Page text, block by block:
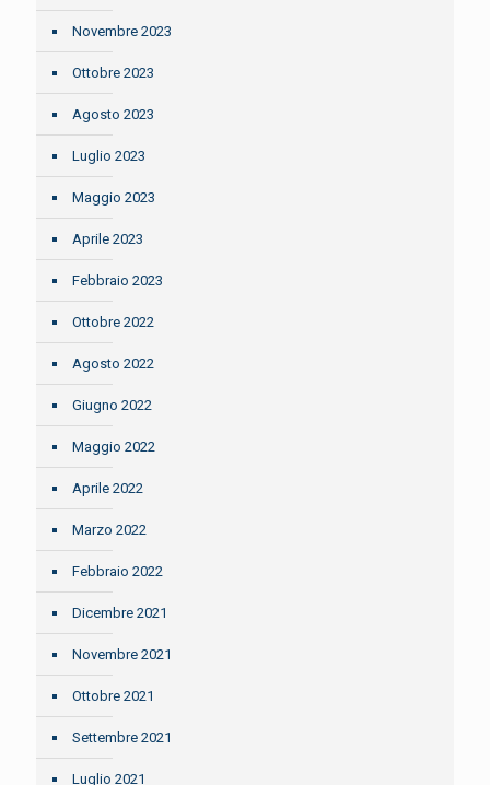
Novembre 2023
Ottobre 2023
Agosto 2023
Luglio 2023
Maggio 2023
Aprile 2023
Febbraio 2023
Ottobre 2022
Agosto 2022
Giugno 2022
Maggio 2022
Aprile 2022
Marzo 2022
Febbraio 2022
Dicembre 2021
Novembre 2021
Ottobre 2021
Settembre 2021
Luglio 2021